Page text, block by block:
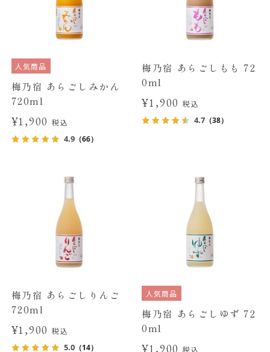
人気商品
梅乃宿 あらごしみかん
720ml
¥1,900税込
4.9（66）
梅乃宿 あらごしもも 72
0ml
¥1,900 税込
4.7 （38）
梅乃宿 あらごしりんご
720ml
¥1,900税込
5.0（14）
人気商品
梅乃宿 あらごしゆず 72
0ml
¥1,900 税込